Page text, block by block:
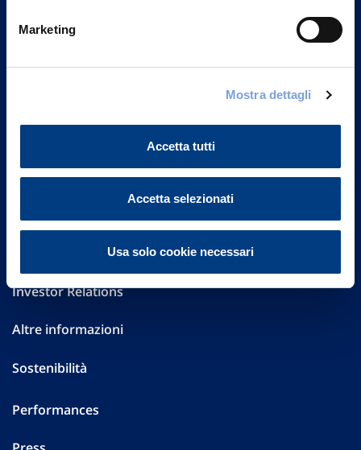
Marketing
Mostra dettagli
Accetta tutti
Accetta selezionati
Usa solo cookie necessari
Part. IVA 01329510158
FAQ
Investor Relations
Altre informazioni
Sostenibilità
Performances